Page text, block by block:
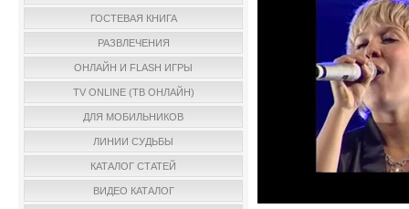
ГОСТЕВАЯ КНИГА
РАЗВЛЕЧЕНИЯ
ОНЛАЙН И FLASH ИГРЫ
TV ONLINE (ТВ ОНЛАЙН)
ДЛЯ МОБИЛЬНИКОВ
ЛИНИИ СУДЬБЫ
КАТАЛОГ СТАТЕЙ
ВИДЕО КАТАЛОГ